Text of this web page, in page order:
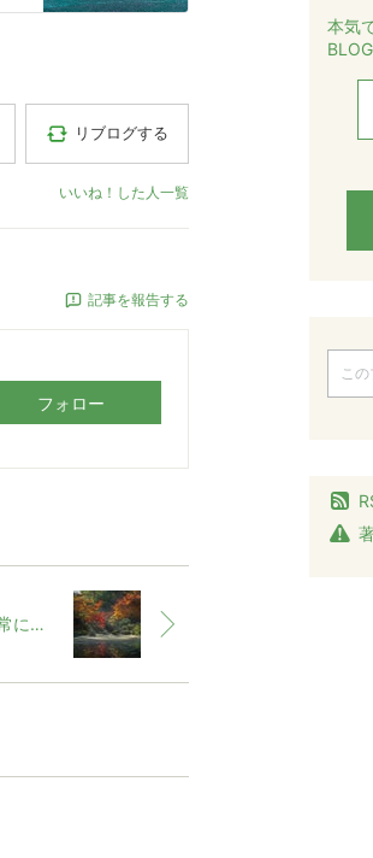
リブログする
いいね！した人一覧
記事を報告する
フォロー
自然とリラックス：日常に取り入れたい自然療法とその効果｜日吉浩陽のブログ
本気
BLOG